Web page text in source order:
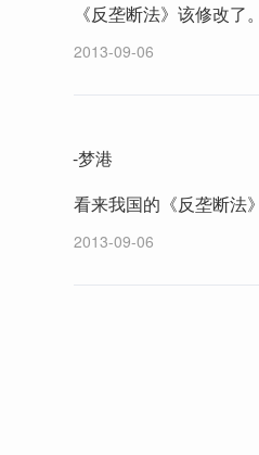
《反垄断法》该修改了。
2013-09-06
-梦港
看来我国的《反垄断法
2013-09-06